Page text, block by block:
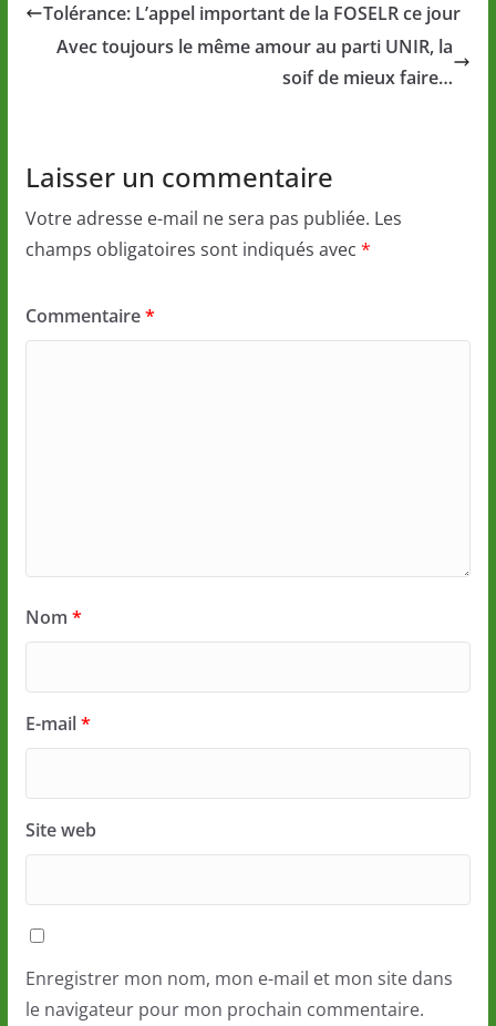
Tolérance: L’appel important de la FOSELR ce jour
Avec toujours le même amour au parti UNIR, la
soif de mieux faire…
Laisser un commentaire
Votre adresse e-mail ne sera pas publiée. Les
champs obligatoires sont indiqués avec *
Commentaire*
Nom *
E-mail*
Site web
Enregistrer mon nom, mon e-mail et mon site dans
le navigateur pour mon prochain commentaire.